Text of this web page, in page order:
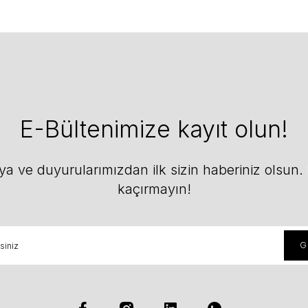
E-Bültenimize kayıt olun!
ve duyurularımızdan ilk sizin haberiniz olsun.
kaçırmayın!